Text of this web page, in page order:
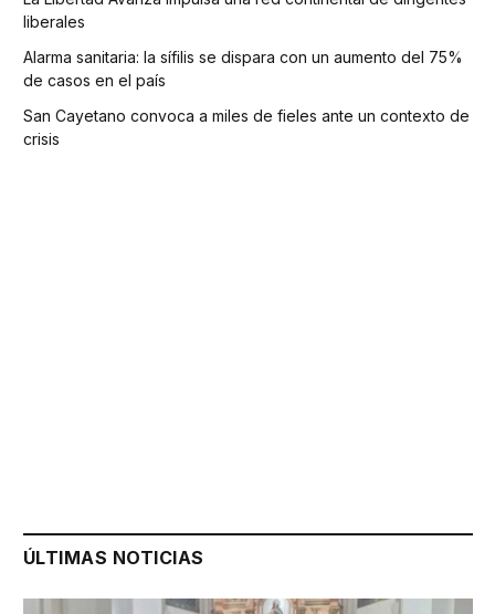
liberales
Alarma sanitaria: la sífilis se dispara con un aumento del 75%
de casos en el país
San Cayetano convoca a miles de fieles ante un contexto de
crisis
ÚLTIMAS NOTICIAS